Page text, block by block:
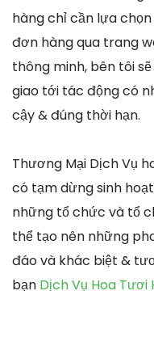
hàng chỉ cần lựa
đơn hàng qua trang
thông minh, bên tôi
giao tới tác động có
cậy & đúng thời hạn.
Thương Mại Dịch Vụ
có tạm dừng sinh
những tổ chức và tổ
thể tạo nên những
đáo và khác biệt &
bạn Dịch Vụ Hoa Tươi